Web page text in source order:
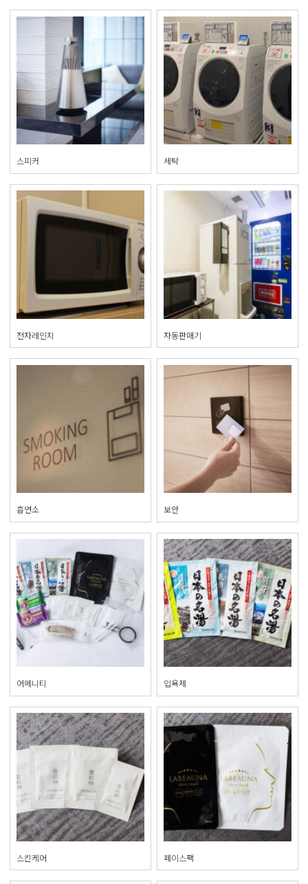
스피커 세탁
전자레인지 자동판매기
흡연소 보안
어메니티 입욕제
스킨케어 페이스팩